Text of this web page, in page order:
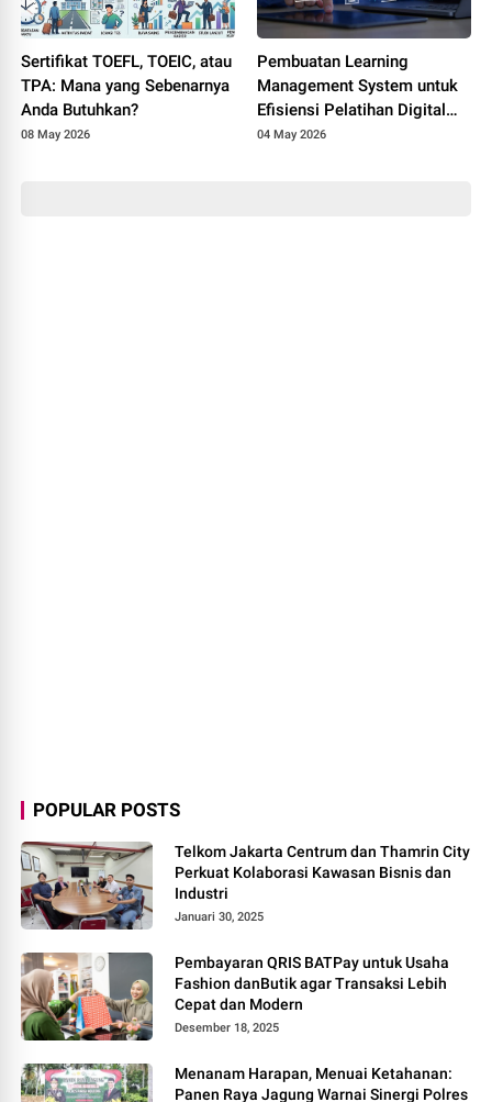
Sertifikat TOEFL, TOEIC, atau
TPA: Mana yang Sebenarnya
Anda Butuhkan?
08 May 2026
Pembuatan Learning
Management System untuk
Efisiensi Pelatihan Digital
Perusahaan
04 May 2026
POPULAR POSTS
Telkom Jakarta Centrum dan Thamrin City
Perkuat Kolaborasi Kawasan Bisnis dan
Industri
Januari 30, 2025
Pembayaran QRIS BATPay untuk Usaha
Fashion danButik agar Transaksi Lebih
Cepat dan Modern
Desember 18, 2025
Menanam Harapan, Menuai Ketahanan:
Panen Raya Jagung Warnai Sinergi Polres